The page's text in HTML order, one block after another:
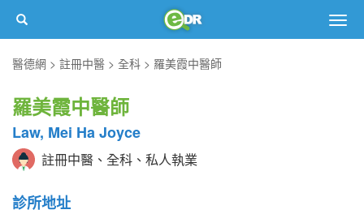
醫德網
註冊中醫 全科 羅美霞中醫師
羅美霞中醫師
Law, Mei Ha Joyce
註冊中醫、全科、私人執業
診所地址